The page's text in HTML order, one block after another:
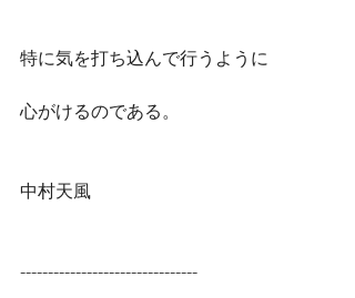
特に気を打ち込んで行うように
心がけるのである。
中村天風
--------------------------------